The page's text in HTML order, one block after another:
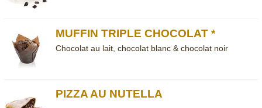
MUFFIN TRIPLE CHOCOLAT *
Chocolat au lait, chocolat blanc & chocolat noir
PIZZA AU NUTELLA